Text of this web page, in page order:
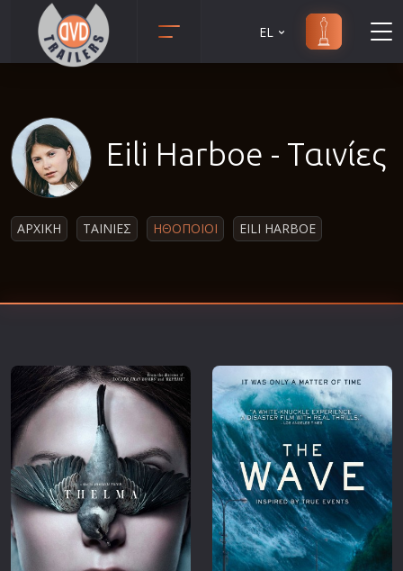
Αισθησιακές
Β' Παγκόσμιος Πόλεμος
Δραματικές
Επιβίωσης
Επιστημονικής Φαντασίας
Εποχής
Ερωτικές
Ευρωπαικός Κινηματογράφος
Θρησκευτικές
Θρίλερ
EL
Eili Harboe - Ταινίες
ΑΡΧΙΚΗ ΤΑΙΝΙΕΣ ΗΘΟΠΟΙΟΙ EILI HARBOE